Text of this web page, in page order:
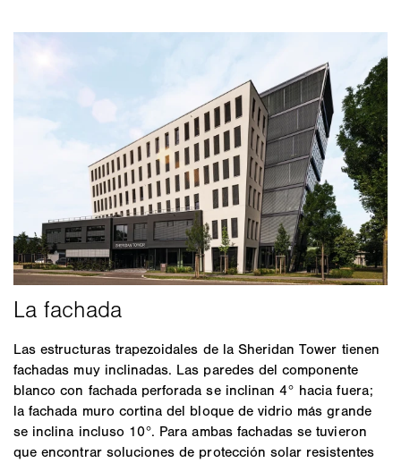
Las estructuras trapezoidales de la Sheridan Tower tienen
fachadas muy inclinadas. Las paredes del componente
blanco con fachada perforada se inclinan 4° hacia fuera;
la fachada muro cortina del bloque de vidrio más grande
se inclina incluso 10°. Para ambas fachadas se tuvieron
que encontrar soluciones de protección solar resistentes